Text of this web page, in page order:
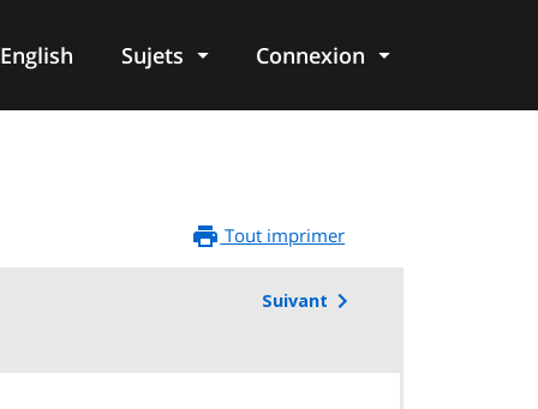
English Sujets Connexion
Tout imprimer
Suivant